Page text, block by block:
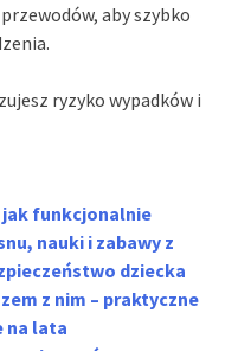
aby szybko
ryzyko wypadków i
funkcjonalnie
nauki i zabawy z
dziecka
z nim – praktyczne
na lata